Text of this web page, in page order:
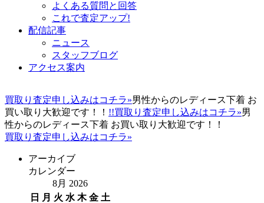
よくある質問と回答
これで査定アップ!
配信記事
ニュース
スタッフブログ
アクセス案内
買取り査定申し込みはコチラ»男性からのレディース下着 お
買い取り大歓迎です！！ !!買取り査定申し込みはコチラ»男
性からのレディース下着 お買い取り大歓迎です！！
買取り査定申し込みはコチラ»
アーカイブ
カレンダー
8月 2026
日
月 火 水 木 金 土